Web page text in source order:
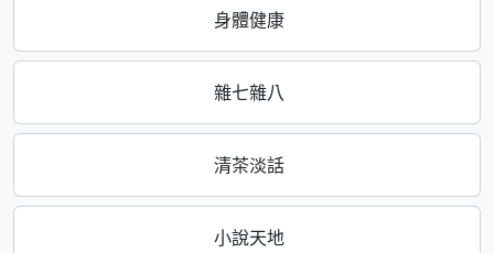
身體健康
雜七雜八
清茶淡話
小說天地